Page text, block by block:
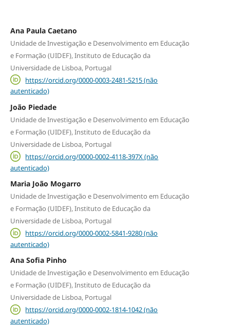
Ana Paula Caetano
Unidade de Investigação e Desenvolvimento em Educação
e Formação (UIDEF), Instituto de Educação da
Universidade de Lisboa, Portugal
https://orcid.org/0000-0003-2481-5215 (não
autenticado)
João Piedade
Unidade de Investigação e Desenvolvimento em Educação
e Formação (UIDEF), Instituto de Educação da
Universidade de Lisboa, Portugal
https://orcid.org/0000-0002-4118-397X (não
autenticado)
Maria João Mogarro
Unidade de Investigação e Desenvolvimento em Educação
e Formação (UIDEF), Instituto de Educação da
Universidade de Lisboa, Portugal
https://orcid.org/0000-0002-5841-9280 (não
autenticado)
Ana Sofia Pinho
Unidade de Investigação e Desenvolvimento em Educação
e Formação (UIDEF), Instituto de Educação da
Universidade de Lisboa, Portugal
https://orcid.org/0000-0002-1814-1042 (não
autenticado)